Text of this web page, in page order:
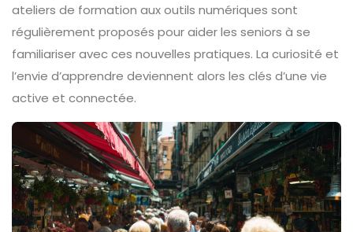
ateliers de formation aux outils numériques sont
régulièrement proposés pour aider les seniors à se
familiariser avec ces nouvelles pratiques. La curiosité et
l’envie d’apprendre deviennent alors les clés d’une vie
active et connectée.